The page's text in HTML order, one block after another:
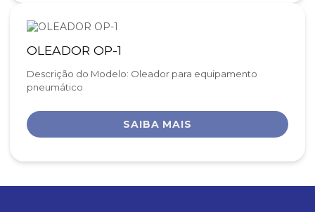
OLEADOR OP-1
Descrição do Modelo: Oleador para equipamento
pneumático
SAIBA MAIS